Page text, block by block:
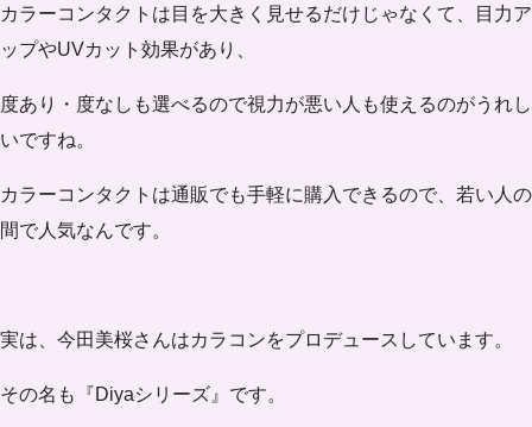
カラーコンタクトは目を大きく見せるだけじゃなくて、目力ア
ップやUVカット効果があり、
度あり・度なしも選べるので視力が悪い人も使えるのがうれし
いですね。
カラーコンタクトは通販でも手軽に購入できるので、若い人の
間で人気なんです。
実は、今田美桜さんはカラコンをプロデュースしています。
その名も 『Diyaシリーズ』 です。